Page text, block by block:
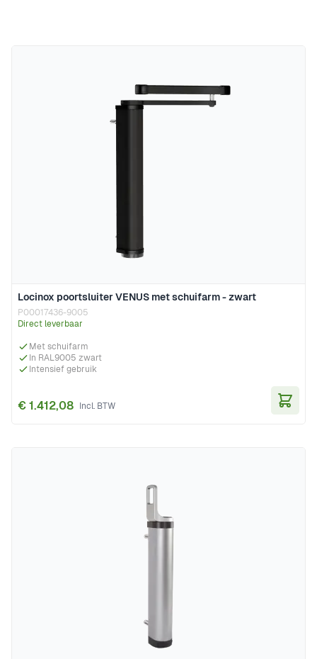
Locinox poortsluiter VENUS met schuifarm - zwart
P00017436-9005
Direct leverbaar
Met schuifarm
In RAL9005 zwart
Intensief gebruik
€ 1.412,08